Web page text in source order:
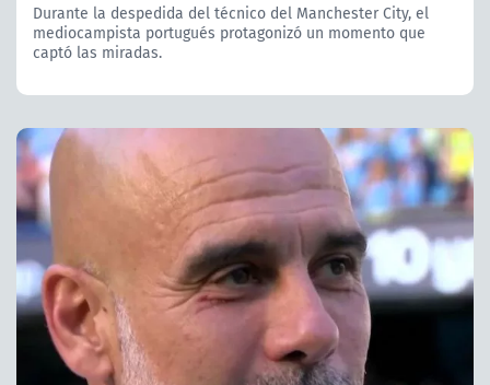
Durante la despedida del técnico del Manchester City, el
mediocampista portugués protagonizó un momento que
captó las miradas.